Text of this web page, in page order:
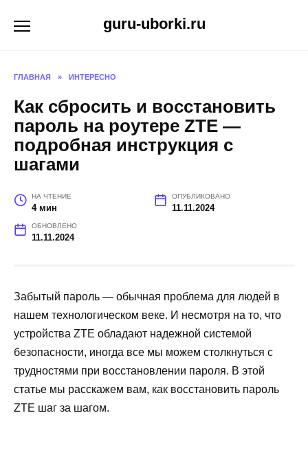
guru-uborki.ru
ГЛАВНАЯ » ИНТЕРЕСНО
Как сбросить и восстановить
пароль на роутере ZTE —
подробная инструкция с
шагами
НА ЧТЕНИЕ
4 мин
ОПУБЛИКОВАНО
11.11.2024
ОБНОВЛЕНО
11.11.2024
Забытый пароль — обычная проблема для людей в
нашем технологическом веке. И несмотря на то, что
устройства ZTE обладают надежной системой
безопасности, иногда все мы можем столкнуться с
трудностями при восстановлении пароля. В этой
статье мы расскажем вам, как восстановить пароль
ZTE шаг за шагом.